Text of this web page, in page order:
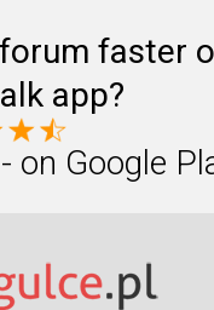
faster
app?
on Google